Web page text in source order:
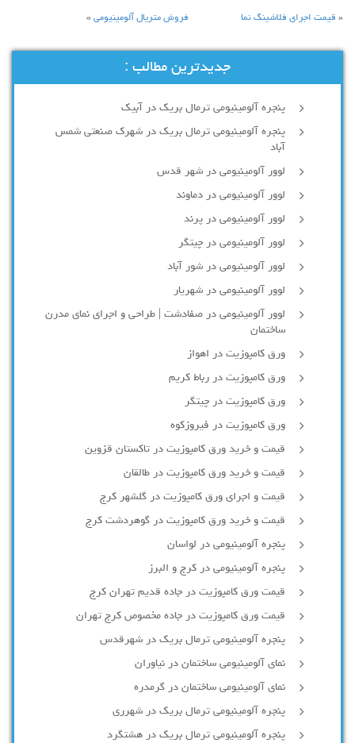
« قیمت اجرای فلاشینگ نما فروش متریال آلومینیومی»
جدیدترین مطالب :
پنجره آلومینیومی ترمال بریک در آبیک
پنجره آلومینیومی ترمال بریک در شهرک صنعتی شمس
آباد
لوور آلومینیومی در شهر قدس
لوور آلومینیومی در دماوند
لوور آلومینیومی در پرند
لوور آلومینیومی در چیتگر
لوور آلومینیومی در شور آباد
لوور آلومينيومي در شهريار
لوور آلومینیومی در صفادشت | طراحی و اجرای نمای مدرن
ساختمان
ورق کامپوزیت در اهواز
ورق کامپوزیت در رباط کریم
ورق کامپوزیت در چیتگر
ورق کامپوزیت در فیروزکوه
قیمت و خرید ورق کامپوزیت در تاکستان قزوین
قیمت و خرید ورق کامپوزیت در طالقان
قیمت و اجرای ورق کامپوزیت در گلشهر کرج
قیمت و خرید ورق کامپوزیت در گوهردشت کرج
پنجره آلومینیومی در لواسان
پنجره آلومینیومی در کرج و البرز
قیمت ورق کامپوزیت در جاده قدیم تهران کرج
قیمت ورق کامپوزیت در جاده مخصوص کرج تهران
پنجره آلومینیومی ترمال بریک در شهرقدس
نمای آلومینیومی ساختمان در نیاوران
نمای آلومینیومی ساختمان در گرمدره
پنجره آلومینیومی ترمال بریک در شهرری
پنجره آلومینیومی ترمال بریک در هشتگرد